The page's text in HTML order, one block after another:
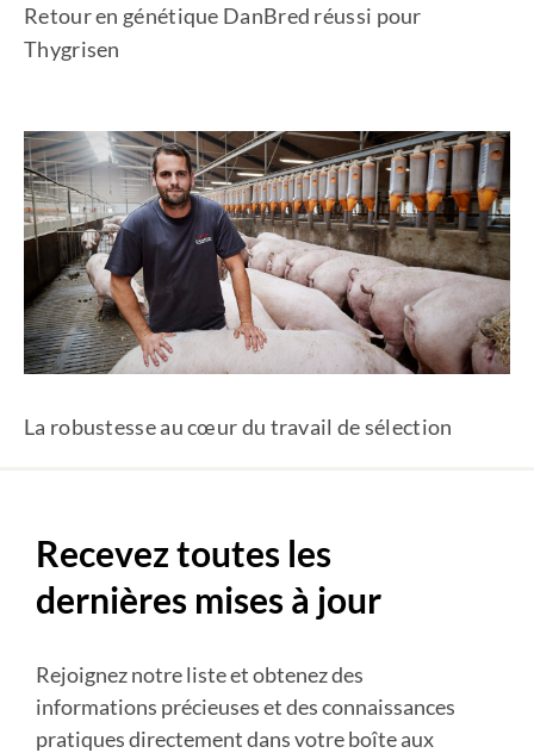
Retour en génétique DanBred réussi pour
Thygrisen
La robustesse au cœur du travail de sélection
Recevez toutes les
dernières mises à jour
Rejoignez notre liste et obtenez des
informations précieuses et des connaissances
pratiques directement dans votre boîte aux